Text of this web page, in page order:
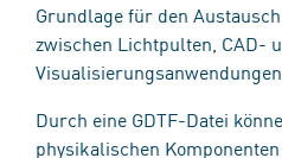
Grundlage für den
zwischen Lichtpulten, CAD-
Visualisierungs­anwendungen
Durch eine GDTF-Datei
physikalischen